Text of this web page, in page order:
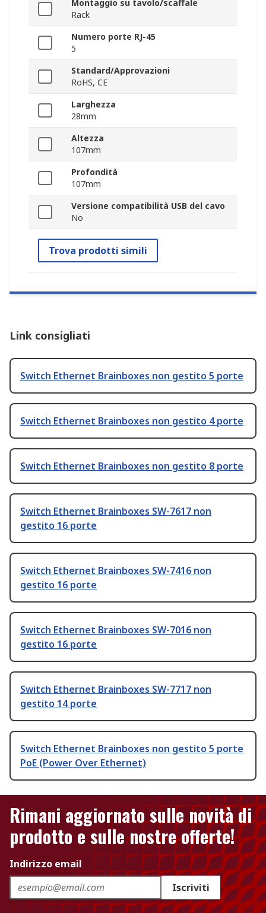
Montaggio su tavolo/scaffale
Rack
Numero porte RJ-45
5
Standard/Approvazioni
RoHS, CE
Larghezza
28mm
Altezza
107mm
Profondità
107mm
Versione compatibilità USB del cavo
No
Trova prodotti simili
Link consigliati
Switch Ethernet Brainboxes non gestito 5 porte
Switch Ethernet Brainboxes non gestito 4 porte
Switch Ethernet Brainboxes non gestito 8 porte
Switch Ethernet Brainboxes SW-7617 non
gestito 16 porte
Switch Ethernet Brainboxes SW-7416 non
gestito 16 porte
Switch Ethernet Brainboxes SW-7016 non
gestito 16 porte
Switch Ethernet Brainboxes SW-7717 non
gestito 14 porte
Switch Ethernet Brainboxes non gestito 5 porte
PoE (Power Over Ethernet)
Rimani aggiornato sulle novità di
prodotto e sulle nostre offerte!
Indirizzo email
Iscriviti